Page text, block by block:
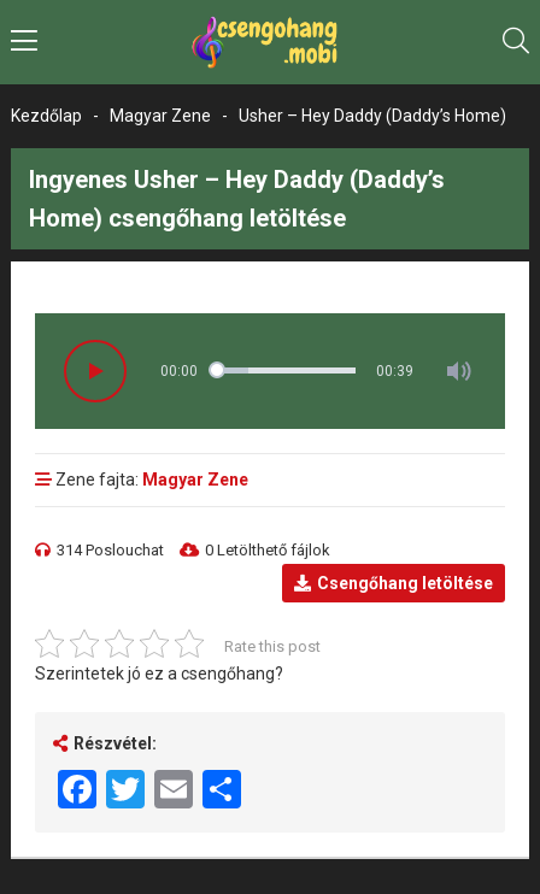
Kezdőlap - Magyar Zene - Usher – Hey Daddy (Daddy’s Home)
Ingyenes Usher – Hey Daddy (Daddy’s
Home) csengőhang letöltése
00:00 00:39
Zene fajta: Magyar Zene
314 Poslouchat 0 Letölthető fájlok
Csengőhang letöltése
Rate this post
Szerintetek jó ez a csengőhang?
Részvétel:
Facebook
Twitter
EmailShare